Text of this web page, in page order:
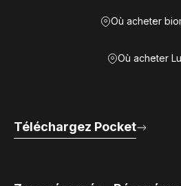
Où acheter
Où acheter
Téléchargez Pocket